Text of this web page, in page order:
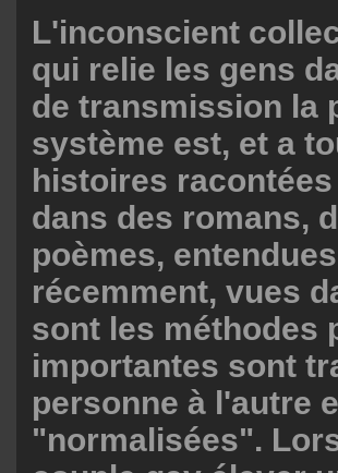
L'inconscient
qui relie les gens
de transmission la
système est, et a
histoires
dans des romans,
poèmes,
récemment, vues
sont les méthodes
importantes sont
personne à l'autre
"normalisées".